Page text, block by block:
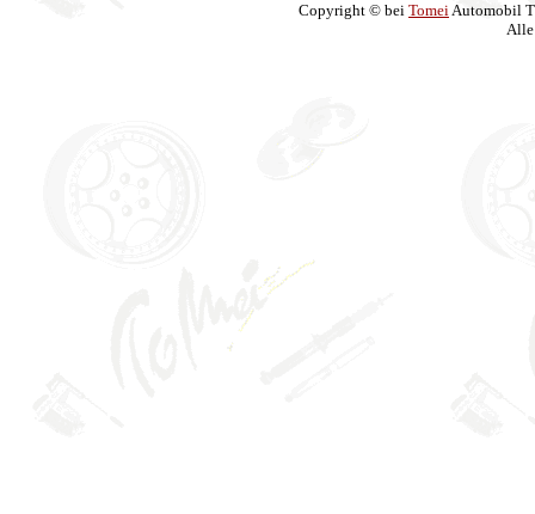
Copyright © bei TomeiAutomobil
Alle